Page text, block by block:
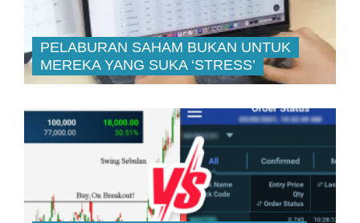
PELABURAN SAHAM BUKAN UNTUK
MEREKA YANG SUKA ‘STRESS’